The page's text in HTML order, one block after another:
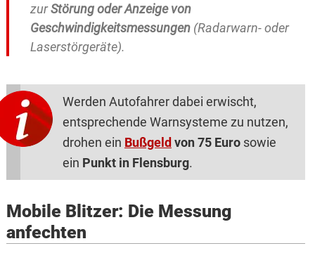
zurStörung oder Anzeige von
Geschwindigkeitsmessungen(Radarwarn- oder
Laserstörgeräte).
Werden Autofahrer dabei erwischt,
entsprechende Warnsysteme zu nutzen,
drohen ein Bußgeld von 75 Eurosowie
ein Punkt in Flensburg.
Mobile Blitzer: Die Messung
anfechten